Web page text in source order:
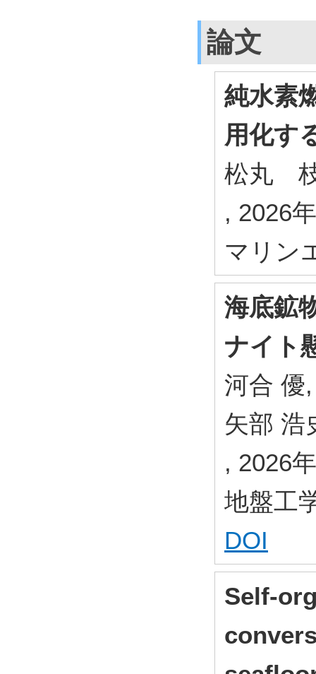
論文
純水素
用化す
松丸
, 2026
マリン
海底鉱
ナイト
河合 優
矢部 浩
, 2026
地盤工
DOI
Self-